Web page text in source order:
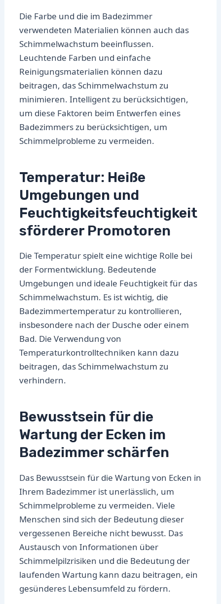
Die Farbe und die im Badezimmer
verwendeten Materialien können auch das
Schimmelwachstum beeinflussen.
Leuchtende Farben und einfache
Reinigungsmaterialien können dazu
beitragen, das Schimmelwachstum zu
minimieren. Intelligent zu berücksichtigen,
um diese Faktoren beim Entwerfen eines
Badezimmers zu berücksichtigen, um
Schimmelprobleme zu vermeiden.
Temperatur: Heiße
Umgebungen und
Feuchtigkeitsfeuchtigkeit
sförderer Promotoren
Die Temperatur spielt eine wichtige Rolle bei
der Formentwicklung. Bedeutende
Umgebungen und ideale Feuchtigkeit für das
Schimmelwachstum. Es ist wichtig, die
Badezimmertemperatur zu kontrollieren,
insbesondere nach der Dusche oder einem
Bad. Die Verwendung von
Temperaturkontrolltechniken kann dazu
beitragen, das Schimmelwachstum zu
verhindern.
Bewusstsein für die
Wartung der Ecken im
Badezimmer schärfen
Das Bewusstsein für die Wartung von Ecken in
Ihrem Badezimmer ist unerlässlich, um
Schimmelprobleme zu vermeiden. Viele
Menschen sind sich der Bedeutung dieser
vergessenen Bereiche nicht bewusst. Das
Austausch von Informationen über
Schimmelpilzrisiken und die Bedeutung der
laufenden Wartung kann dazu beitragen, ein
gesünderes Lebensumfeld zu fördern.